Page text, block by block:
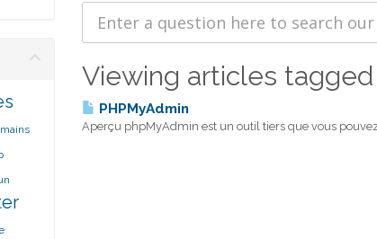
Viewing articles
PHPMyAdmin
Aperçu phpMyAdmin est un outil tiers que vous